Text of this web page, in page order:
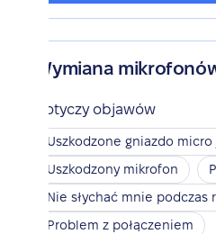
Wymiana
Dotyczy objawów
Uszkodzone gniazdo micro
Uszkodzony mikrofon
Nie słychać mnie podczas
Problem z połączeniem